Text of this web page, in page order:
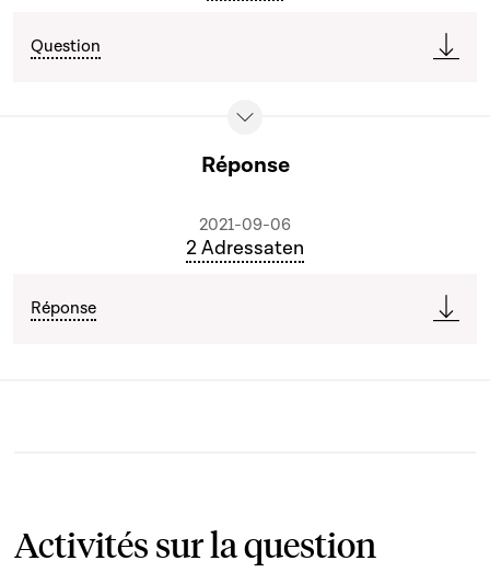
Question
Réponse
2021-09-06
2 Adressaten
Réponse
Activités sur la question